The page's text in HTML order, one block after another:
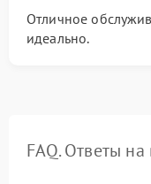
Отличное
идеально.
FAQ. Ответы